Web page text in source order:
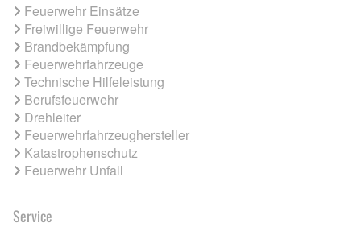
Feuerwehr Einsätze
Freiwillige Feuerwehr
Brandbekämpfung
Feuerwehrfahrzeuge
Technische Hilfeleistung
Berufsfeuerwehr
Drehleiter
Feuerwehrfahrzeughersteller
Katastrophenschutz
Feuerwehr Unfall
Service